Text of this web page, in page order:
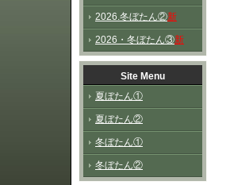
2026.冬ぼたん②新
2026・冬ぼたん③新
Site Menu
夏ぼたん①
夏ぼたん②
冬ぼたん①
冬ぼたん②